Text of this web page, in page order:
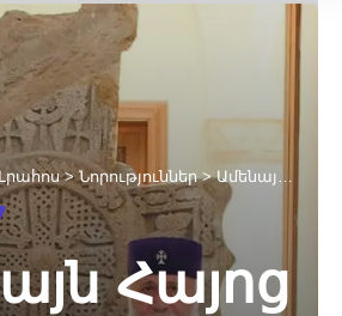
Լրահոս> Նորություններ>Ամենայն Հայոց Կաթողիկոսն ընդունեց ՄԱԿ-ի Մանկական հիմնադրամի հայաստանյան գրասենյակի ներկայացուցչին
Հայոց